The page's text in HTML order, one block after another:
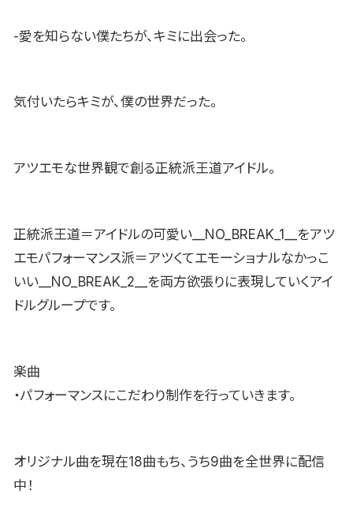
-愛を知らない僕たちが、キミに出会った。
気付いたらキミが、僕の世界だった。
アツエモな世界観で創る正統派王道アイドル。
正統派王道＝アイドルの可愛い__NO_BREAK_1__をアツ
エモパフォーマンス派＝アツくてエモーショナルなかっこ
いい__NO_BREAK_2__を両方欲張りに表現していくアイ
ドルグループです。
楽曲
・パフォーマンスにこだわり制作を行っていきます。
オリジナル曲を現在18曲もち、うち9曲を全世界に配信
中！